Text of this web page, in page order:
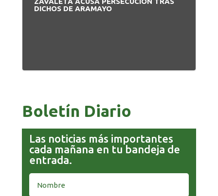
DICHOS DE ARAMAYO
Boletín Diario
Las noticias más importantes
cada mañana en tu bandeja de
entrada.